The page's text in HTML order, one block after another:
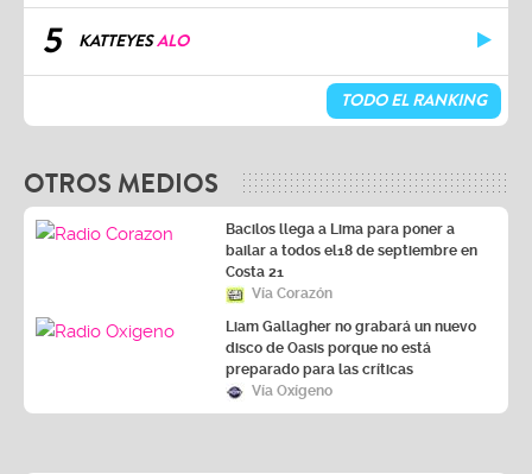
5 KATTEYESALO
TODO EL RANKING
OTROS MEDIOS
Bacilos llega a Lima para poner a
bailar a todos el18 de septiembre en
Costa 21
Vía Corazón
Liam Gallagher no grabará un nuevo
disco de Oasis porque no está
preparado para las críticas
Vía Oxígeno